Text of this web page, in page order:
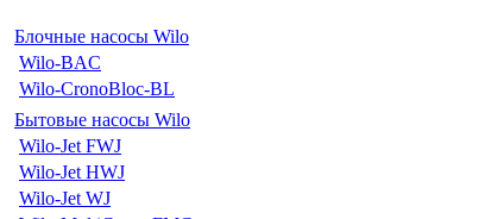
Блочные насосы Wilo
Wilo-BAC
Wilo-CronoBloc-BL
Бытовые насосы Wilo
Wilo-Jet FWJ
Wilo-Jet HWJ
Wilo-Jet WJ